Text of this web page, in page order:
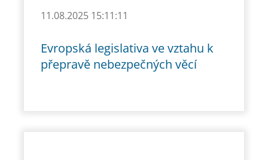
11.08.2025 15:11:11
Evropská legislativa ve vztahu k
přepravě nebezpečných věcí